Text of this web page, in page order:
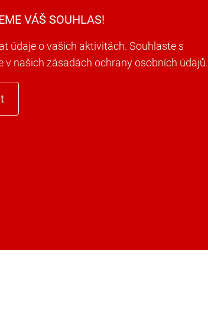
VÁŠ SOUHLAS!
údaje o vašich aktivitách. Souhlaste s
našich zásadách ochrany osobních údajů.